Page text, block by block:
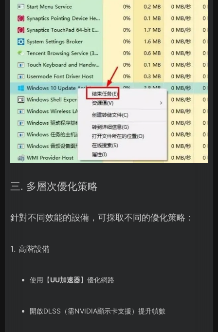
三. 多層次優化策略
針對不同效能的設備，可採取不同的優化策略：
1. 高階設備
使用【UU加速器】優化網路
開啟DLSS（需NVIDIA顯示卡支援）提升幀數